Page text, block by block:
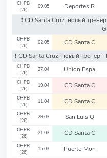
CHPB
(26)
09.05 Deportes R
❗️ CD Santa Cruz: новый
CHPB
(26)
02.05 CD Santa C
❗️ CD Santa Cruz: новый тренер
CHPB
(26)
27.04 Union Espa
CHPB
(26)
19.04 CD Santa C
CHPB
(26)
11.04 CD Santa C
CHPB
(26)
29.03 San Luis Q
CHPB
(26)
21.03 CD Santa C
CHPB
(26)
15.03 Puerto Mon